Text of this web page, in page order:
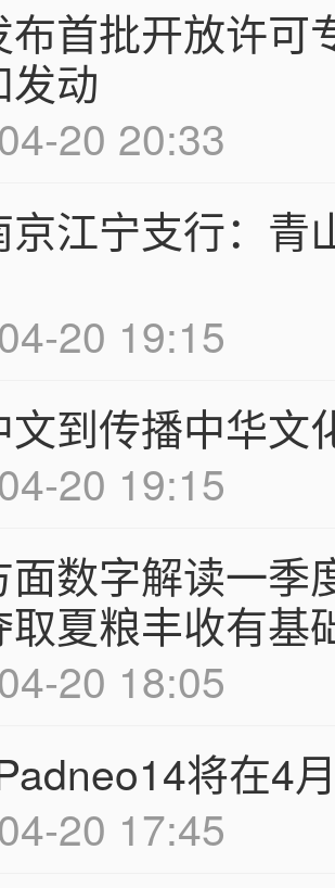
布首批开放许可
发动
20 20:33
江宁支行：青
20 19:15
文到传播中华文
20 19:15
面数字解读一季
取夏粮丰收有基
20 18:05
将在4
20 17:45